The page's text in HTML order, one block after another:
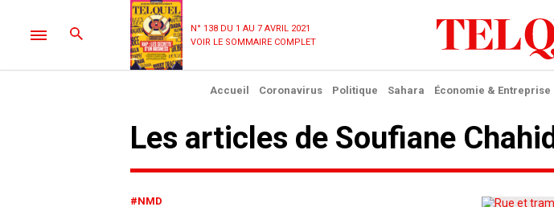
N° 138 DU 1 AU 7 AVRIL 2021
VOIR LE SOMMAIRE COMPLET
Accueil Coronavirus Politique Sahara Économie & Entreprise
Les articles de Soufiane Chahid
#NMD